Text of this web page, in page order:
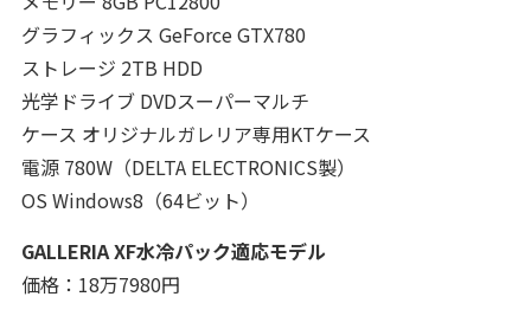
グラフィックス GeForce GTX780
ストレージ 2TB HDD
光学ドライブ DVDスーパーマルチ
ケース オリジナルガレリア専用KTケース
電源 780W（DELTA ELECTRONICS製）
OS Windows8（64ビット）
GALLERIA XF水冷パック適応モデル
価格：18万7980円